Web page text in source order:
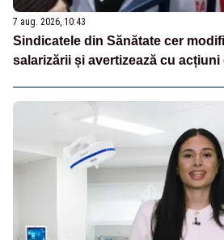
7 aug. 2026, 10:43
Sindicatele din Sănătate cer
salarizării și avertizează cu acțiuni